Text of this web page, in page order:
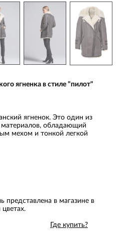
ягненок. Это один из
материалов, обладающий
мехом и тонкой легкой
представлена в магазине в
Где купить?